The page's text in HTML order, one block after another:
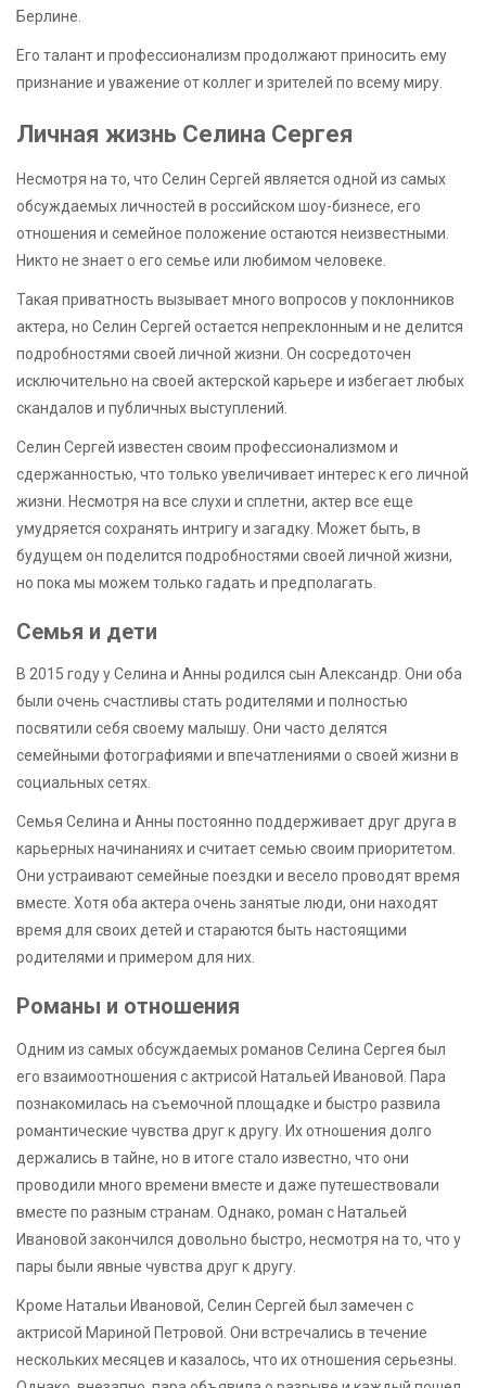
Берлине.
Его талант и профессионализм продолжают приносить ему
признание и уважение от коллег и зрителей по всему миру.
Личная жизнь Селина Сергея
Несмотря на то, что Селин Сергей является одной из самых
обсуждаемых личностей в российском шоу-бизнесе, его
отношения и семейное положение остаются неизвестными.
Никто не знает о его семье или любимом человеке.
Такая приватность вызывает много вопросов у поклонников
актера, но Селин Сергей остается непреклонным и не делится
подробностями своей личной жизни. Он сосредоточен
исключительно на своей актерской карьере и избегает любых
скандалов и публичных выступлений.
Селин Сергей известен своим профессионализмом и
сдержанностью, что только увеличивает интерес к его личной
жизни. Несмотря на все слухи и сплетни, актер все еще
умудряется сохранять интригу и загадку. Может быть, в
будущем он поделится подробностями своей личной жизни,
но пока мы можем только гадать и предполагать.
Семья и дети
В 2015 году у Селина и Анны родился сын Александр. Они оба
были очень счастливы стать родителями и полностью
посвятили себя своему малышу. Они часто делятся
семейными фотографиями и впечатлениями о своей жизни в
социальных сетях.
Семья Селина и Анны постоянно поддерживает друг друга в
карьерных начинаниях и считает семью своим приоритетом.
Они устраивают семейные поездки и весело проводят время
вместе. Хотя оба актера очень занятые люди, они находят
время для своих детей и стараются быть настоящими
родителями и примером для них.
Романы и отношения
Одним из самых обсуждаемых романов Селина Сергея был
его взаимоотношения с актрисой Натальей Ивановой. Пара
познакомилась на съемочной площадке и быстро развила
романтические чувства друг к другу. Их отношения долго
держались в тайне, но в итоге стало известно, что они
проводили много времени вместе и даже путешествовали
вместе по разным странам. Однако, роман с Натальей
Ивановой закончился довольно быстро, несмотря на то, что у
пары были явные чувства друг к другу.
Кроме Натальи Ивановой, Селин Сергей был замечен с
актрисой Мариной Петровой. Они встречались в течение
нескольких месяцев и казалось, что их отношения серьезны.